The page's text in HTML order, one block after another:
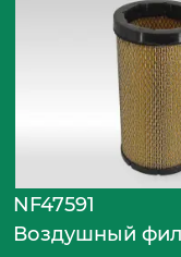
NF47591
Воздушный